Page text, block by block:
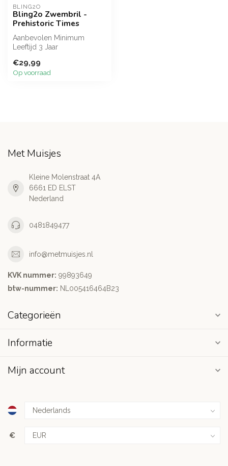
BLING2O
Bling2o Zwembril -
Prehistoric Times
Aanbevolen Minimum
Leeftijd 3 Jaar
€29,99
Op voorraad
Met Muisjes
Kleine Molenstraat 4A
6661 ED ELST
Nederland
0481849477
info@metmuisjes.nl
KVK nummer: 99893649
btw-nummer: NL005416464B23
Categorieën
Informatie
Mijn account
€